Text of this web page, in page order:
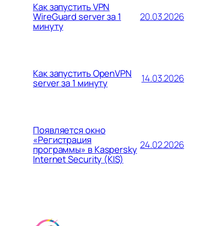
Как запустить VPN
WireGuard server за 1
минуту
20.03.2026
Как запустить OpenVPN
server за 1 минуту 14.03.2026
Появляется окно
«Регистрация
программы» в Kaspersky
Internet Security (KIS)
24.02.2026